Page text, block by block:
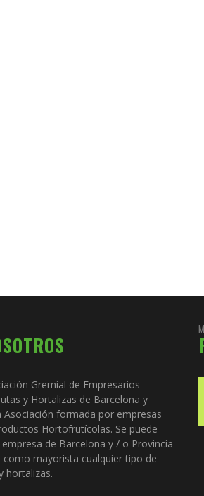
Gremial de Empresarios
y Hortalizas de Barcelona y
Asociación formada por empresas
Hortofrutícolas. Se puede
de Barcelona y / o Provincia
como mayorista cualquier tipo de
hortalizas.